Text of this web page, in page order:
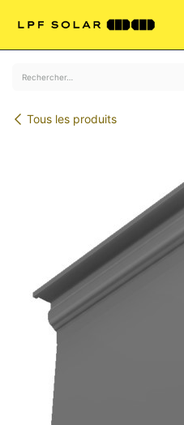
Tous les produits